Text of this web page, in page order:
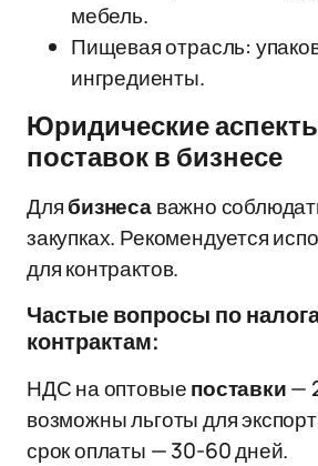
мебель.
Пищевая отрасль:
ингредиенты.
Юридические
поставок в бизнесе
Длябизнесаважно
закупках. Рекомендуется
для контрактов.
Частые вопросы по
контрактам:
НДС на оптовыепоставки—
возможны льготы для
срок оплаты — 30-60 дней.